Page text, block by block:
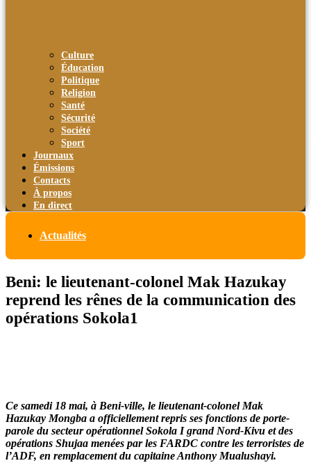
Culture
Éducation
Politique
Religion
Santé
Sécurité
Société
Sport
Journaux
Émissions
Contacts
À propos
En direct
Actualités
Beni: le lieutenant-colonel Mak Hazukay
reprend les rênes de la communication des
opérations Sokola1
Ce samedi 18 mai, à Beni-ville, le lieutenant-colonel Mak
Hazukay Mongba a officiellement repris ses fonctions de porte-
parole du secteur opérationnel Sokola I grand Nord-Kivu et des
opérations Shujaa menées par les FARDC contre les terroristes de
l’ADF, en remplacement du capitaine Anthony Mualushayi.